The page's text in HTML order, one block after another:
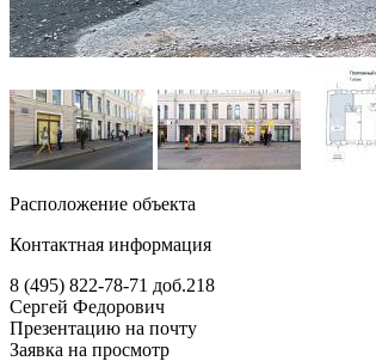
Расположение объекта
Контактная информация
8 (495) 822-78-71 доб.218
Сергей Федорович
Презентацию на почту
Заявка на просмотр